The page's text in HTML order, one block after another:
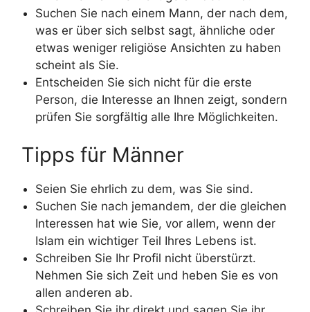
Suchen Sie nach einem Mann, der nach dem,
was er über sich selbst sagt, ähnliche oder
etwas weniger religiöse Ansichten zu haben
scheint als Sie.
Entscheiden Sie sich nicht für die erste
Person, die Interesse an Ihnen zeigt, sondern
prüfen Sie sorgfältig alle Ihre Möglichkeiten.
Tipps für Männer
Seien Sie ehrlich zu dem, was Sie sind.
Suchen Sie nach jemandem, der die gleichen
Interessen hat wie Sie, vor allem, wenn der
Islam ein wichtiger Teil Ihres Lebens ist.
Schreiben Sie Ihr Profil nicht überstürzt.
Nehmen Sie sich Zeit und heben Sie es von
allen anderen ab.